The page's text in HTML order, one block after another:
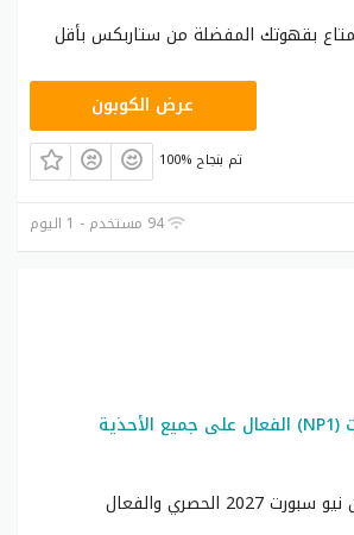
بقهوتك المفضلة من ستاربكس بأقل
عرض الكوبون
100% تم بنجاح
94 مستخدم - 1 اليوم
كود خصم نيو سبورت (NP1) الفعال على جميع الأحذية
استفد فوراً من كوبون نيو سبورت 2027 الحصري والفعال